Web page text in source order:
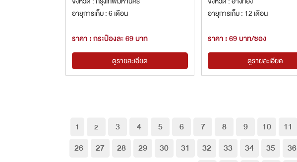
อายุการเก็บ : 6 เดือน
ราคา : กระป๋องละ 69 บาท
ดูรายละเอียด
อายุการเก็บ : 12 เดือน
ราคา : 69 บาท/ซอง
ดูรายละเอียด
1 2 3 4 5 6 7 8 9 10 11
26
27 28 29 30 31 32 33 34 35 36